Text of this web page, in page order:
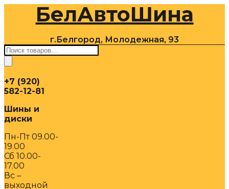
содержимомуБелАвтоШина
г.Белгород, Молодежная, 93
Поиск
товаров
+7 (920)
582-12-81
Шины и
диски
Пн-Пт 09.00-
19.00
Сб 10.00-
17.00
Вс –
выходной